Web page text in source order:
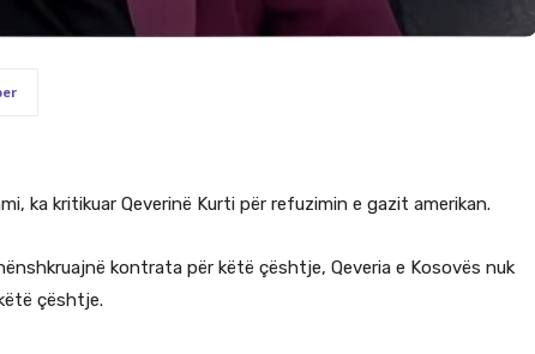
ka kritikuar Qeverinë Kurti për refuzimin e gazit amerikan.
kontrata për këtë çështje, Qeveria e Kosovës nuk
çështje.